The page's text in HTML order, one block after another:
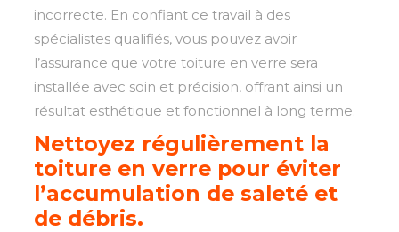
incorrecte. En confiant ce travail à des
spécialistes qualifiés, vous pouvez avoir
l’assurance que votre toiture en verre sera
installée avec soin et précision, offrant ainsi un
résultat esthétique et fonctionnel à long terme.
Nettoyez régulièrement la
toiture en verre pour éviter
l’accumulation de saleté et
de débris.